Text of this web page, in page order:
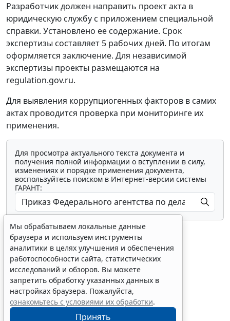
Разработчик должен направить проект акта в
юридическую службу с приложением специальной
справки. Установлено ее содержание. Срок
экспертизы составляет 5 рабочих дней. По итогам
оформляется заключение. Для независимой
экспертизы проекты размещаются на
regulation.gov.ru.
Для выявления коррупциогенных факторов в самих
актах проводится проверка при мониторинге их
применения.
Для просмотра актуального текста документа и
получения полной информации о вступлении в силу,
изменениях и порядке применения документа,
воспользуйтесь поиском в Интернет-версии системы
ГАРАНТ:
Показать все материалы
Мы обрабатываем локальные данные
браузера и используем инструменты
аналитики в целях улучшения и обеспечения
работоспособности сайта, статистических
исследований и обзоров. Вы можете
запретить обработку указанных данных в
настройках браузера. Пожалуйста,
ознакомьтесь с условиями их обработки.
Принять